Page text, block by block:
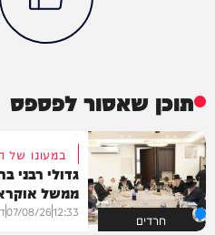
תוכן שאסור לפספס
חרדים
במעונו של
גדולי רבני
ממשל
12:33
07/08/26